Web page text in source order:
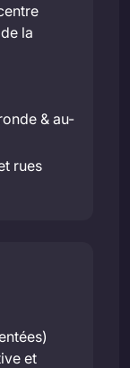
la
& au-
rues
et